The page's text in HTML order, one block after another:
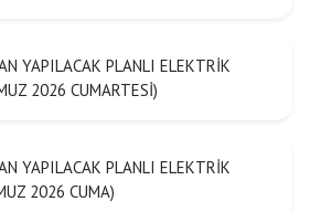
YAPILACAK PLANLI ELEKTRİK
2026 CUMARTESİ)
YAPILACAK PLANLI ELEKTRİK
2026 CUMA)